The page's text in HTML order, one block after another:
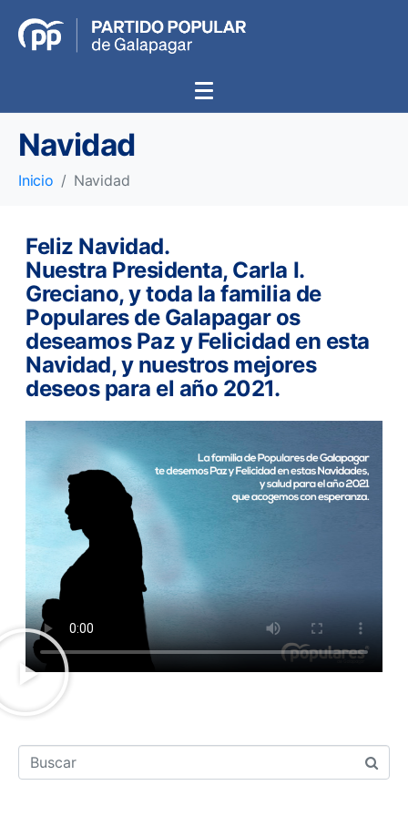
Navidad
Inicio Navidad
Feliz Navidad.
Nuestra Presidenta, Carla I.
Greciano, y toda la familia de
Populares de Galapagar os
deseamos Paz y Felicidad en esta
Navidad, y nuestros mejores
deseos para el año 2021.